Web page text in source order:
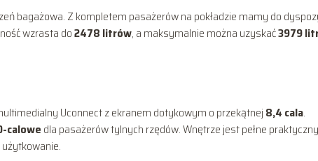
bagażowa. Z kompletem pasażerów na pokładzie mamy do
wzrasta do2478 litrów, a maksymalnie można uzyskać3979
Uconnect z ekranem dotykowym o przekątnej8,4 cala.
calowedla pasażerów tylnych rzędów. Wnętrze jest pełne